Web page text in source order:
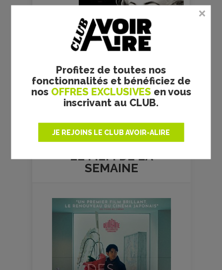
Profitez de toutes nos
fonctionnalités et bénéficiez de
nos OFFRES EXCLUSIVES en vous
inscrivant au CLUB.
JE REJOINS LE CLUB AVOIR-ALIRE
Plus de films
LE FILM DELA
SEMAINE